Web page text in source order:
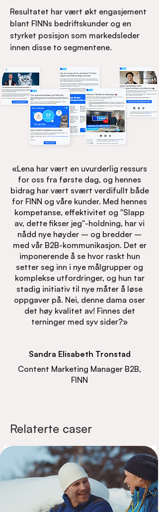
Resultatet har vært økt engasjement
blant FINNs bedriftskunder og en
styrket posisjon som markedsleder
innen disse to segmentene.
«Lena har vært en uvurderlig ressurs
for oss fra første dag, og hennes
bidrag har vært svært verdifullt både
for FINN og våre kunder. Med hennes
kompetanse, effektivitet og "Slapp
av, dette fikser jeg"-holdning, har vi
nådd nye høyder – og bredder –
med vår B2B-kommunikasjon. Det er
imponerende å se hvor raskt hun
setter seg inn i nye målgrupper og
komplekse utfordringer, og hun tar
stadig initiativ til nye måter å løse
oppgaver på. Nei, denne dama oser
det høy kvalitet av! Finnes det
terninger med syv sider?»
Sandra Elisabeth Tronstad
Content Marketing Manager B2B,
FINN
Relaterte caser